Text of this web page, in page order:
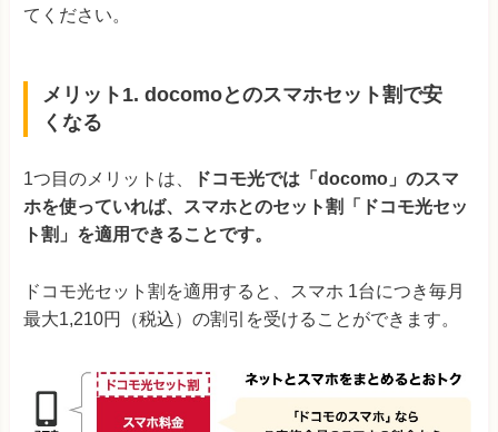
てください。
メリット1. docomoとのスマホセット割で安
くなる
1つ目のメリットは、
ドコモ光では「docomo」のスマ
ホを使っていれば、スマホとのセット割「ドコモ光セッ
ト割」を適用できることです。
ドコモ光セット割を適用すると、スマホ 1台につき毎月
最大1,210円（税込）の割引を受けることができます。